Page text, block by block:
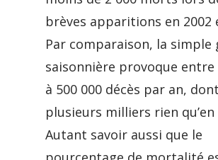
brèves apparitions en 2002
Par comparaison, la simple
saisonnière provoque entre
à 500 000 décès par an, dont
plusieurs milliers rien qu’en
Autant savoir aussi que le